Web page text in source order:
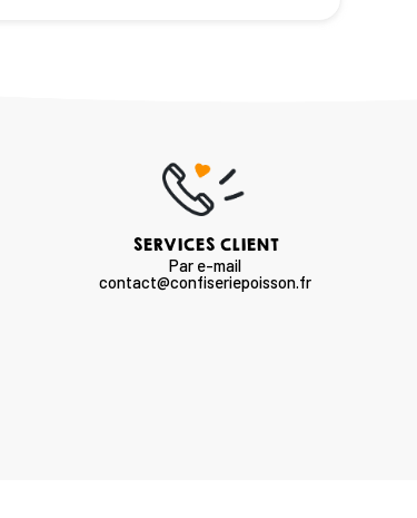
SERVICES CLIENT
Par e-mail
contact@confiseriepoisson.fr